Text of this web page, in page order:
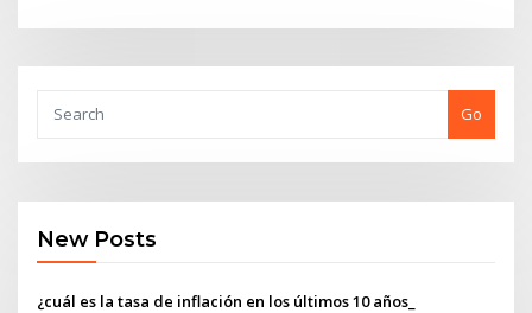
Go
New Posts
¿cuál es la tasa de inflación en los últimos 10 años_